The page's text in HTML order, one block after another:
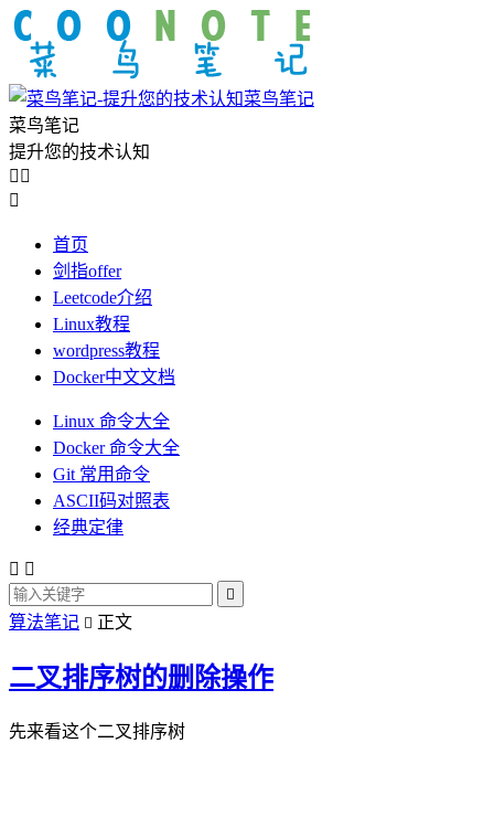
菜鸟笔记
菜鸟笔记
提升您的技术认知
 

首页
剑指offer
Leetcode介绍
Linux教程
wordpress教程
Docker中文文档
Linux 命令大全
Docker 命令大全
Git 常用命令
ASCII码对照表
经典定律
 

算法笔记  正文
二叉排序树的删除操作
先来看这个二叉排序树